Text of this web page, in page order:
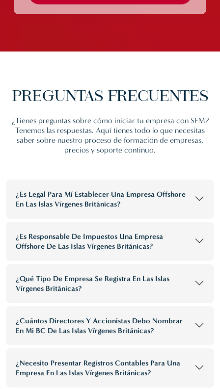
PREGUNTAS FRECUENTES
¿Tienes preguntas sobre cómo iniciar tu empresa con SFM?
Tenemos las respuestas. Aquí tienes todo lo que necesitas
saber sobre nuestro proceso de formación de empresas,
precios y soporte continuo.
¿Es Legal Para Mí Establecer Una Empresa Offshore
En Las Islas Vírgenes Británicas?
¿Es Responsable De Impuestos Una Empresa
Offshore De Las Islas Vírgenes Británicas?
¿Qué Tipo De Empresa Se Registra En Las Islas
Vírgenes Británicas?
¿Cuántos Directores Y Accionistas Debo Nombrar
En Mi BC De Las Islas Vírgenes Británicas?
¿Necesito Presentar Registros Contables Para Una
Empresa En Las Islas Vírgenes Británicas?